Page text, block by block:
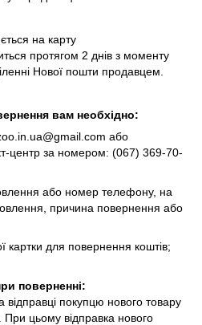
на карту
протягом 2 днів з моменту
Нової пошти продавцем.
вам необхідно:
або
центр за номером: (067) 369-70-
або номер телефону, на
причина повернення або
картки для повернення коштів;
поверненні:
покупцю нового товару
При цьому відправка нового